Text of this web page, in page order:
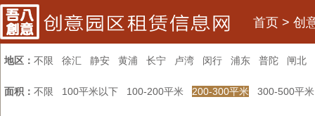
首页 > 创
地区： 不限 徐汇 静安 黄浦 长宁 卢湾 闵行 浦东 普陀 闸北
面积： 不限 100平米以下 100-200平米 200-300平米 300-500平米